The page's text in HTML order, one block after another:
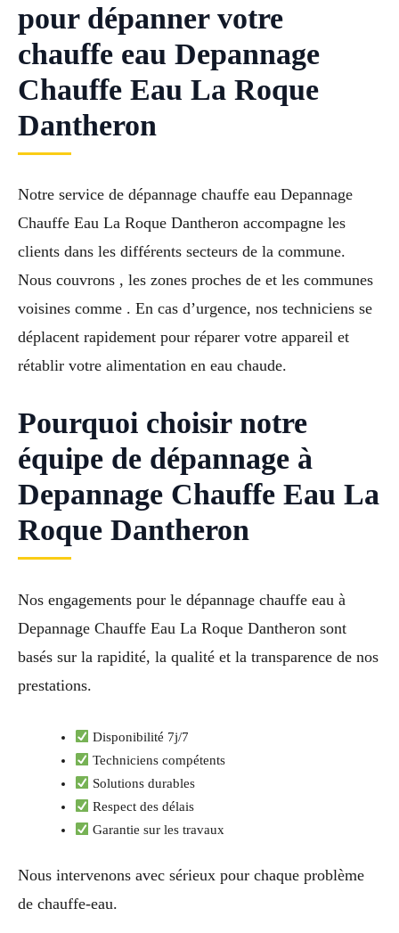
pour dépanner votre
chauffe eau Depannage
Chauffe Eau La Roque
Dantheron
Notre service de dépannage chauffe eau Depannage
Chauffe Eau La Roque Dantheron accompagne les
clients dans les différents secteurs de la commune.
Nous couvrons , les zones proches de et les communes
voisines comme . En cas d’urgence, nos techniciens se
déplacent rapidement pour réparer votre appareil et
rétablir votre alimentation en eau chaude.
Pourquoi choisir notre
équipe de dépannage à
Depannage Chauffe Eau La
Roque Dantheron
Nos engagements pour le dépannage chauffe eau à
Depannage Chauffe Eau La Roque Dantheron sont
basés sur la rapidité, la qualité et la transparence de nos
prestations.
Disponibilité 7j/7
Techniciens compétents
Solutions durables
Respect des délais
Garantie sur les travaux
Nous intervenons avec sérieux pour chaque problème
de chauffe-eau.